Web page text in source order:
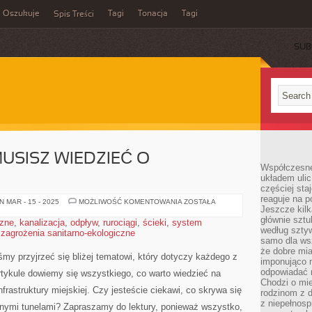
Oszukuje Spis Treści Tagi Tonacja Tagi
WIEDZIEĆ O
MAR - 15 - 2025 MOŻLIWOŚĆ KOMENTOWANIA WSZYSTKO,
WIEDZIEĆ
ZOSTAŁA
, kanalizacja, odpływ, rurociągi, ścieki, system
zagrożenia sanitarno-ekologiczne
przyjrzeć się​ bliżej tematowi, który dotyczy każdego z
dowiemy ⁣się wszystkiego, co⁢ warto wiedzieć na
miejskiej. Czy jesteście ciekawi, co skrywa się
tunelami? Zapraszamy do lektury, ponieważ wszystko,
układem
częściej
reaguje na
Jeszcze
głównie
według
samo dla
że dobre
imponująco
odpowiadać
Chodzi o
rodzinom z
z